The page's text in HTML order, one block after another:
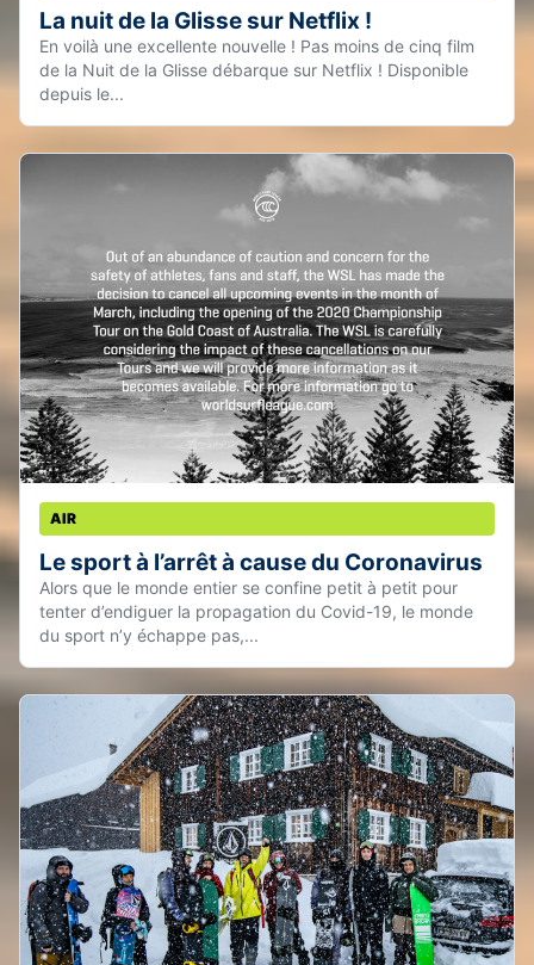
La nuit de la Glisse sur Netflix !
En voilà une excellente nouvelle ! Pas moins de cinq film
de la Nuit de la Glisse débarque sur Netflix ! Disponible
depuis le...
AIR
Le sport à l’arrêt à cause du Coronavirus
Alors que le monde entier se confine petit à petit pour
tenter d’endiguer la propagation du Covid-19, le monde
du sport n’y échappe pas,...